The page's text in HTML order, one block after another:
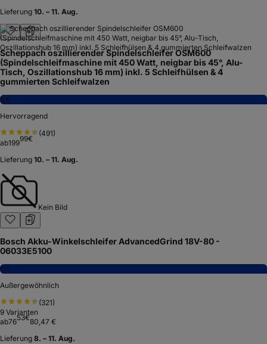
Lieferung 10. – 11. Aug.
Scheppach oszillierender Spindelschleifer OSM600
(Spindelschleifmaschine mit 450 Watt, neigbar bis 45°, Alu-
Tisch, Oszillationshub 16 mm) inkl. 5 Schleifhülsen & 4
gummierten Schleifwalzen
8,6
Hervorragend
(491)
ab19999€
Lieferung 10. – 11. Aug.
Kein Bild
Bosch Akku-Winkelschleifer AdvancedGrind 18V-80 -
06033E5100
9,0
Außergewöhnlich
(321)
9 Varianten
ab7653€80,47 €
Lieferung 8. – 11. Aug.